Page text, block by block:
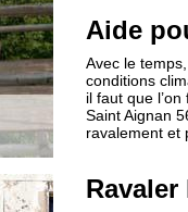
Aide
Avec le
conditions
il faut que
Saint Aignan
ravalement et
Ravaler